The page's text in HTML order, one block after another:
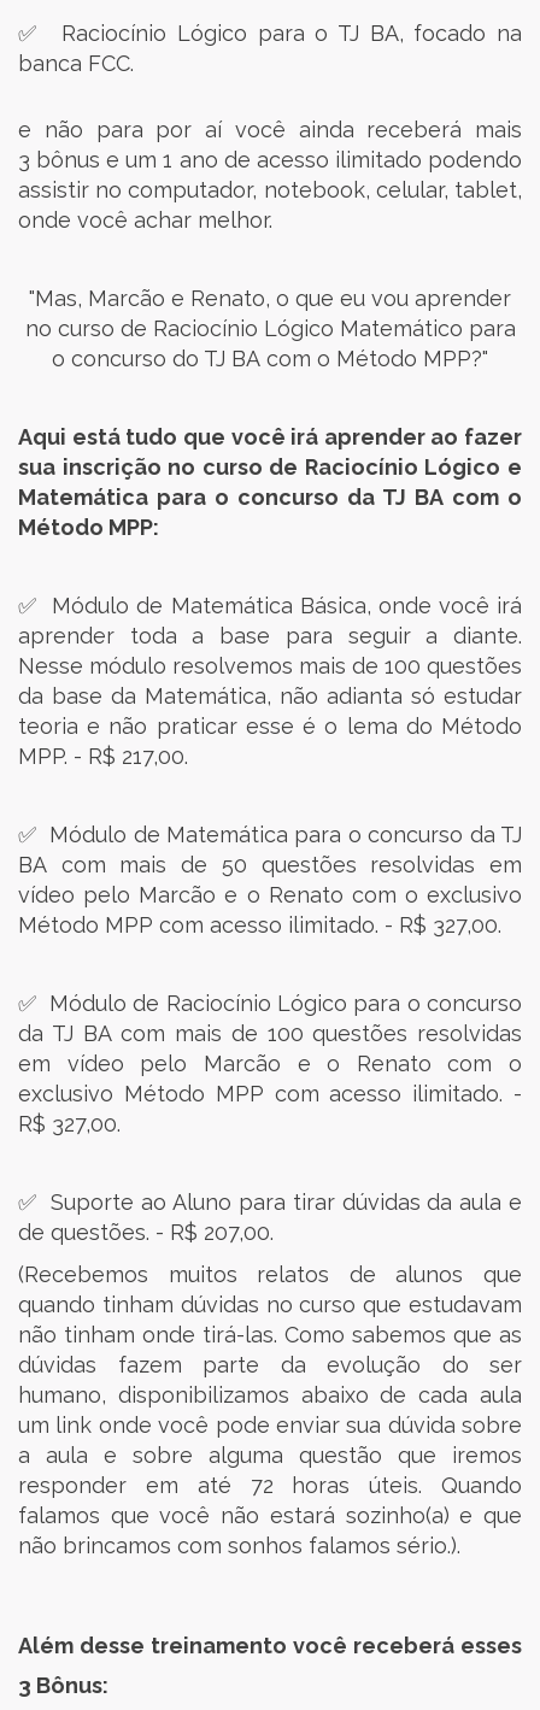
✅ Raciocínio Lógico para o TJ BA, focado na
banca FCC.
e não para por aí você ainda receberá mais
3 bônus e um 1 ano de acesso ilimitado podendo
assistir no computador, notebook, celular, tablet,
onde você achar melhor.
"Mas, Marcão e Renato, o que eu vou aprender
no curso de Raciocínio Lógico Matemático para
o concurso do TJ BA com o Método MPP?"
Aqui está tudo que você irá aprender ao fazer
sua inscrição no curso de Raciocínio Lógico e
Matemática para o concurso da TJ BA com o
Método MPP:
✅ Módulo de Matemática Básica, onde você irá
aprender toda a base para seguir a diante.
Nesse módulo resolvemos mais de 100 questões
da base da Matemática, não adianta só estudar
teoria e não praticar esse é o lema do Método
MPP. - R$ 217,00.
✅ Módulo de Matemática para o concurso da TJ
BA com mais de 50 questões resolvidas em
vídeo pelo Marcão e o Renato com o exclusivo
Método MPP com acesso ilimitado. - R$ 327,00.
✅ Módulo de Raciocínio Lógico para o concurso
da TJ BA com mais de 100 questões resolvidas
em vídeo pelo Marcão e o Renato com o
exclusivo Método MPP com acesso ilimitado. -
R$ 327,00.
✅ Suporte ao Aluno para tirar dúvidas da aula e
de questões. - R$ 207,00.
(Recebemos muitos relatos de alunos que
quando tinham dúvidas no curso que estudavam
não tinham onde tirá-las. Como sabemos que as
dúvidas fazem parte da evolução do ser
humano, disponibilizamos abaixo de cada aula
um link onde você pode enviar sua dúvida sobre
a aula e sobre alguma questão que iremos
responder em até 72 horas úteis. Quando
falamos que você não estará sozinho(a) e que
não brincamos com sonhos falamos sério.).
Além desse treinamento você receberá esses
3 Bônus: